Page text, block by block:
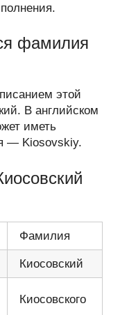
фамилия
этой
В английском
иметь
— Kiosovskiy.
Фамилия
Киосовский
Киосовского